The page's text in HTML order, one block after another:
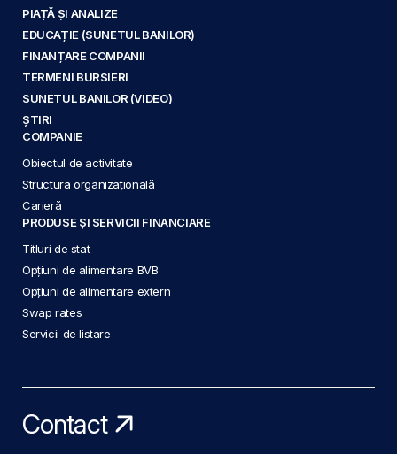
PIAȚĂ ȘI ANALIZE
EDUCAȚIE (SUNETUL BANILOR)
FINANȚARE COMPANII
TERMENI BURSIERI
SUNETUL BANILOR (VIDEO)
ȘTIRI
COMPANIE
Obiectul de activitate
Structura organizațională
Carieră
PRODUSE ȘI SERVICII FINANCIARE
Titluri de stat
Opțiuni de alimentare BVB
Opțiuni de alimentare extern
Swap rates
Servicii de listare
Contact